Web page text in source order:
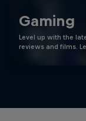
Gaming
Level up with the
reviews and films.